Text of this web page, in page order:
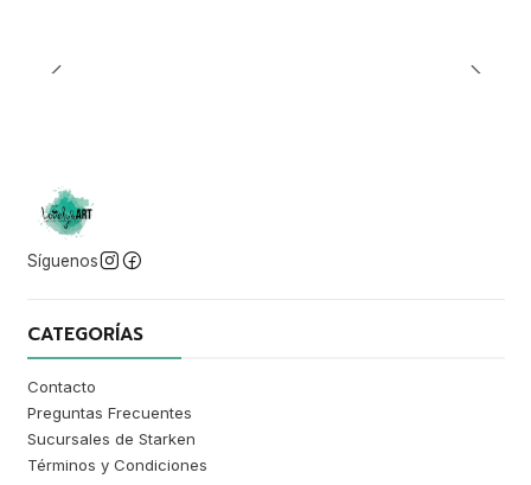
Síguenos
CATEGORÍAS
Contacto
Preguntas Frecuentes
Sucursales de Starken
Términos y Condiciones